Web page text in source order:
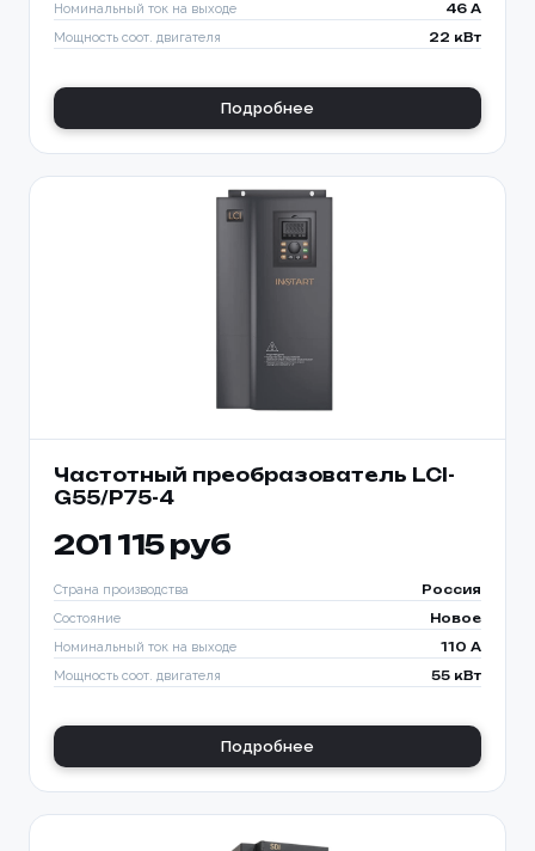
Номинальный ток на выходе 46 A
Мощность соот. двигателя 22 кВт
Подробнее
Частотный преобразователь LCI-
G55/P75-4
201 115 руб
Страна производства Россия
Состояние Новое
Номинальный ток на выходе 110 A
Мощность соот. двигателя 55 кВт
Подробнее